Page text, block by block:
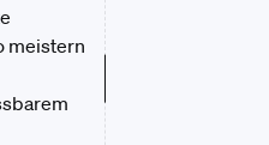
meistern